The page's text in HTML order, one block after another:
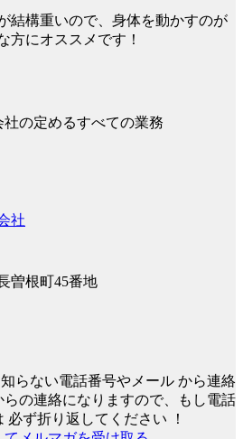
結構重いので、身体を動かすのが
方にオススメです！
の定めるすべての業務
社
曽根町45番地
知らない電話番号やメール から連絡
の連絡になりますので、もし電話
必ず折り返してください ！